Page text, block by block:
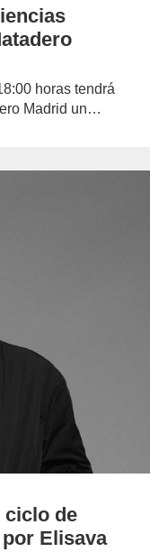
horas tendrá
Madrid un…
ciclo de
Elisava